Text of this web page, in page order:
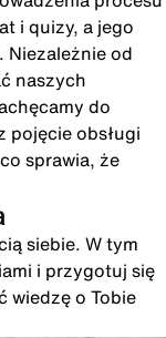
i quizy, a jego
Niezależnie od
naszych
do
pojęcie obsługi
sprawia, że
siebie. W tym
i przygotuj się
wiedzę o Tobie